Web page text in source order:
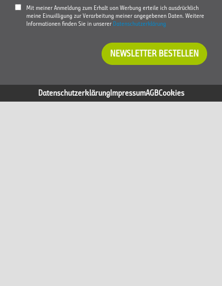
Mit meiner Anmeldung zum Erhalt von Werbung erteile ich ausdrücklich
meine Einwilligung zur Verarbeitung meiner angegebenen Daten. Weitere
Informationen finden Sie in unserer Datenschutzerklärung
NEWSLETTER BESTELLEN
DatenschutzerklärungImpressumAGBCookies